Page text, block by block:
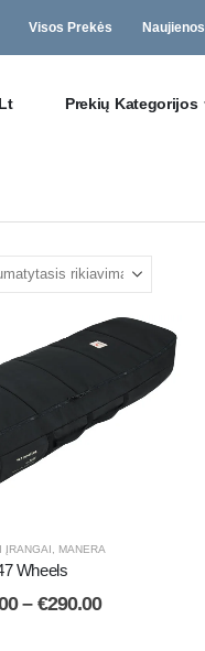
Visos Prekės Naujienos
Prekių Kategorijos
ĮRANGAI MANERA
Wheels
– €290.00